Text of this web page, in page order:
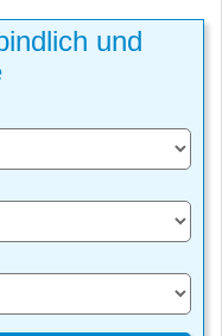
und